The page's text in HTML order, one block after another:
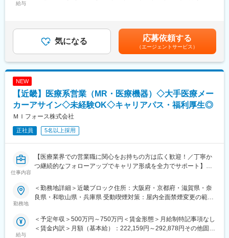
少しでも医療業界でキャリア形成したい！というお気持ちのある
方はカジュアル面談からの参加でも構いませんので一度ご応募く
ださい！
他では見かけないような大手メーカーの案件や最先端製品の案件
を保有しています。また、原則的に一時的な補充要員としてでは
なく将来的なメーカーへの転籍（メーカー雇用への切り替え）も
視野に入れた内容でPJを受諾しています。これを可能にしている
背景としては、他社CSOに比べて、比較的少数規模を保って運営
を行っているからこそプロジェクトマネージャーの目が行き届く
■入社後も強力なバックアップを受けられます！
があればいつでも連絡できる距離感です。1～2カ月に一度の面談
も実施しており、日々の業務だけでなく中長期的な視点での相談
制度により、キャリアや年収アップに向けた目標を定めやすい環
境です。
給与
気になる 応募依頼する
（エージェントサービス）
NEW
【近畿】医療系営業（MR・医療機器）◇大手医療メー
カーアサイン◇未経験OK◇キャリアパス・福利厚生◎
ＭＩフォース株式会社
正社員 5名以上採用
仕事内容
【医療業界での営業職に関心をお持ちの方は広く歓迎！／丁寧か
つ継続的なフォローアップでキャリア形成を全力でサポート】
■業務内容：
医療系総合職として製薬メーカーや医療機器メーカー等業務を委
クトへアサイン予定です。グローバルトップメーカーなど様々な
PJTに携わる事が出来ます。
勤務地
＜勤務地詳細＞近畿ブロック住所：大阪府・京都府・滋賀県・奈
良県・和歌山県・兵庫県 受動喫煙対策：屋内全面禁煙変更の範
給与
＜予定年収＞500万円～750万円＜賃金形態＞月給制特記事項なし
＜賃金内訳＞月額（基本給）：222,159円～292,878円その他固定